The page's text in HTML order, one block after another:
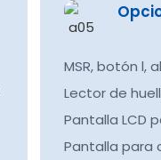
MSR, botón l,
Lector de
Pantalla LCD
Pantalla para